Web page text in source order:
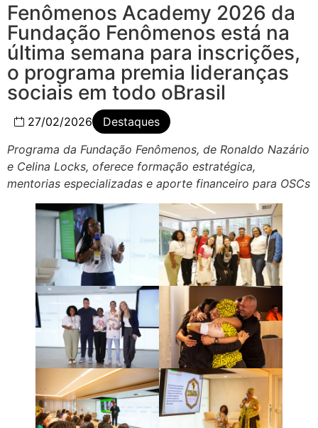
Fenômenos Academy 2026 da
Fundação Fenômenos está na
última semana para inscrições,
o programa premia lideranças
sociais em todo oBrasil
27/02/2026
Destaques
Programa da Fundação Fenômenos, de Ronaldo Nazário
e Celina Locks, oferece formação estratégica,
mentorias especializadas e aporte financeiro para OSCs